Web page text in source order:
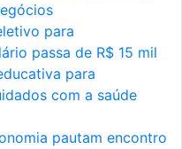
para
passa de R$ 15 mil
para
com a saúde
pautam encontro